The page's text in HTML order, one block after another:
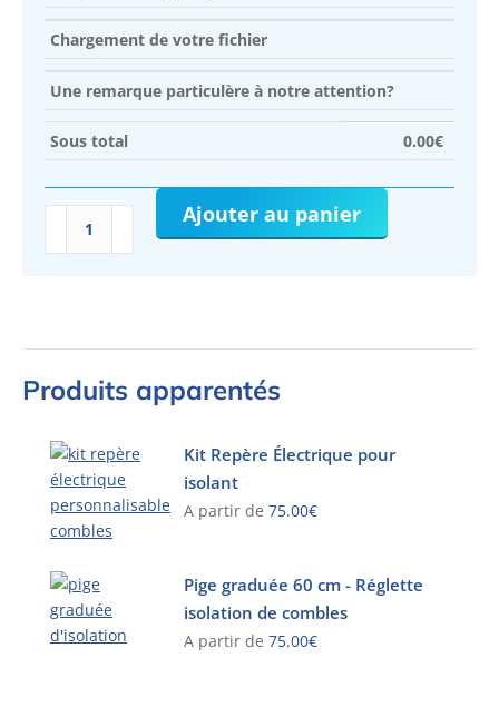
Chargement de votre fichier
Une remarque particulère à notre attention?
Sous total 0.00€
cm
Réglette
de
combles
Ajouter au panier
Produits apparentés
Kit Repère Électrique pour
isolant
A partir de 75.00€
a
plusieurs
variations.
Pige graduée 60 cm - Réglette
isolation de combles
A partir de 75.00€